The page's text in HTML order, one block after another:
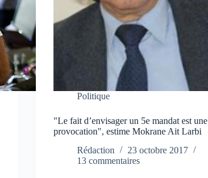
Politique
"Le fait d’envisager un 5e mandat est une
provocation", estime Mokrane Ait Larbi
Rédaction
23 octobre 2017
13 commentaires